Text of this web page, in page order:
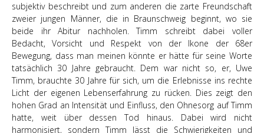
subjektiv beschreibt und zum anderen die zarte Freundschaft
zweier jungen Männer, die in Braunschweig beginnt, wo sie
beide ihr Abitur nachholen. Timm schreibt dabei voller
Bedacht, Vorsicht und Respekt von der Ikone der 68er
Bewegung, dass man meinen könnte er hätte für seine Worte
tatsächlich 30 Jahre gebraucht. Dem war nicht so, er, Uwe
Timm, brauchte 30 Jahre für sich, um die Erlebnisse ins rechte
Licht der eigenen Lebenserfahrung zu rücken. Dies zeigt den
hohen Grad an Intensität und Einfluss, den Ohnesorg auf Timm
hatte, weit über dessen Tod hinaus. Dabei wird nicht
harmonisiert, sondern Timm lässt die Schwierigkeiten und